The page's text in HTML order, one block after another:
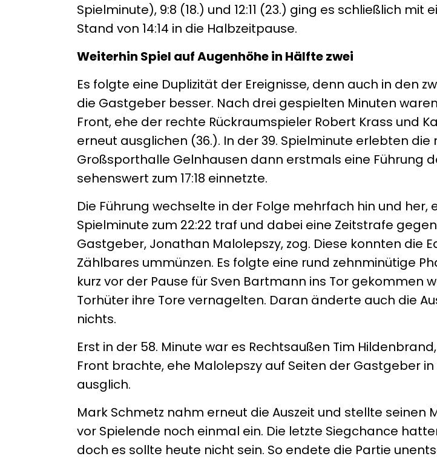
Spielminute), 9:8 (18.) und 12:11 (23.) ging es schließlich
Stand von 14:14 in die Halbzeitpause.
Weiterhin Spiel auf Augenhöhe in Hälfte zwei
Es folgte eine Duplizität der Ereignisse, denn auch in den
die Gastgeber besser. Nach drei gespielten Minuten
Front, ehe der rechte Rückraumspieler Robert Krass und
erneut ausglichen (36.). In der 39. Spielminute erlebten die
Großsporthalle Gelnhausen dann erstmals eine Führung
sehenswert zum 17:18 einnetzte.
Die Führung wechselte in der Folge mehrfach hin und her,
Spielminute zum 22:22 traf und dabei eine Zeitstrafe
Gastgeber, Jonathan Malolepszy, zog. Diese konnten die
Zählbares ummünzen. Es folgte eine rund zehnminütige
kurz vor der Pause für Sven Bartmann ins Tor gekommen
Torhüter ihre Tore vernagelten. Daran änderte auch die
nichts.
Erst in der 58. Minute war es Rechtsaußen Tim
Front brachte, ehe Malolepszy auf Seiten der Gastgeber
ausglich.
Mark Schmetz nahm erneut die Auszeit und stellte seinen
vor Spielende noch einmal ein. Die letzte Siegchance
doch es sollte heute nicht sein. So endete die Partie